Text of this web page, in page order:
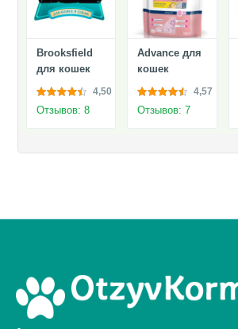
Brooksfield
для кошек
4,50
Отзывов: 8
Advance для
кошек
4,57
Отзывов: 7